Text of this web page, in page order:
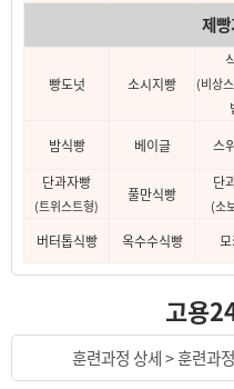
제
빵도넛 소시지빵
(비상
밤식빵 베이글 스
단과자빵
(트위스트형)
풀만식빵
단
(소
버터톱식빵 옥수수식빵
고용
훈련과정 상세 > 훈련과